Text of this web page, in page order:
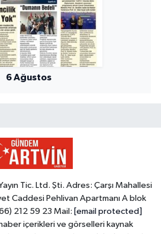
6 Ağustos
Tic. Ltd. Şti. Adres: Çarşı Mahallesi
Caddesi Pehlivan Apartmanı A blok
212 59 23 Mail: [email protected]
içerikleri ve görselleri kaynak